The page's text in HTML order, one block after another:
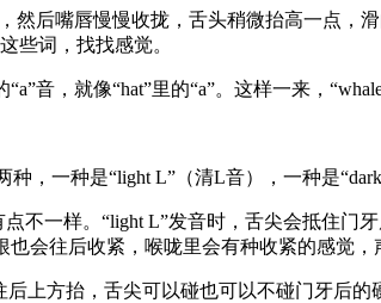
后嘴唇慢慢收拢，舌头稍微抬高一点，
些词，找找感觉。
音，就像“hat”里的“a”。这样一来，
，一种是“light L”（清L音），一种是
点不一样。“light L”发音时，舌尖会抵住
会往后收紧，喉咙里会有种收紧的感觉，
上方抬，舌尖可以碰也可以不碰门牙后